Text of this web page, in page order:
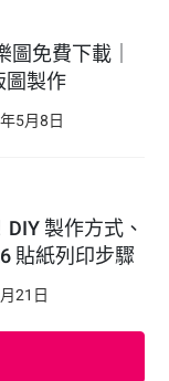
圖免費下載｜
圖製作
年5月8 日
製作方式、
貼紙列印步驟
月21 日